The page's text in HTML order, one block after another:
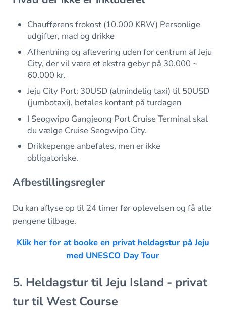
Chaufførens frokost (10.000 KRW) Personlige
udgifter, mad og drikke
Afhentning og aflevering uden for centrum af Jeju
City, der vil være et ekstra gebyr på 30.000 ~
60.000 kr.
Jeju City Port: 30USD (almindelig taxi) til 50USD
(jumbotaxi), betales kontant på turdagen
I Seogwipo Gangjeong Port Cruise Terminal skal
du vælge Cruise Seogwipo City.
Drikkepenge anbefales, men er ikke
obligatoriske.
Afbestillingsregler
Du kan aflyse op til 24 timer før oplevelsen og få alle
pengene tilbage.
Klik her for at booke en privat heldagstur på Jeju
med UNESCO Day Tour
5. Heldagstur til Jeju Island - privat
tur til West Course